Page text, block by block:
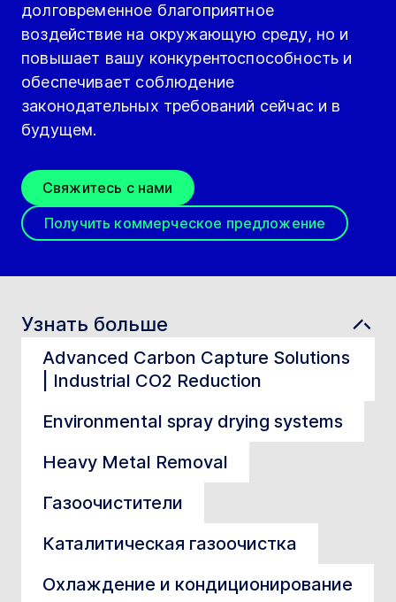
долговременное благоприятное
воздействие на окружающую среду, но и
повышает вашу конкурентоспособность и
обеспечивает соблюдение
законодательных требований сейчас и в
будущем.
Свяжитесь с нами
Получить коммерческое предложение
Узнать больше
Advanced Carbon Capture Solutions
| Industrial CO2 Reduction
Environmental spray drying systems
Heavy Metal Removal
Газоочистители
Каталитическая газоочистка
Охлаждение и кондиционирование